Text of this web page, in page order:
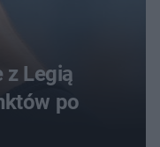
z Legią
po